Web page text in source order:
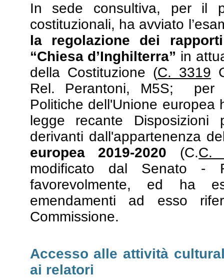
In sede consultiva, per il
costituzionali, ha avviato
la regolazione dei
“Chiesa d’Inghilterra” in
della Costituzione (C. 3319
Rel. Perantoni, M5S;
per
Politiche dell'Unione europea
legge recante Disposizioni
derivanti dall'appartenenza
europea 2019-2020 (C.C.
modificato dal Senato -
favorevolmente, ed ha
emendamenti ad esso
Commissione.
Accesso alle attività
ai relatori